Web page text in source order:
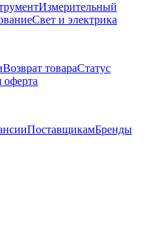
Измерительный
Свет и электрика
Возврат товараСтатус
ПоставщикамБренды